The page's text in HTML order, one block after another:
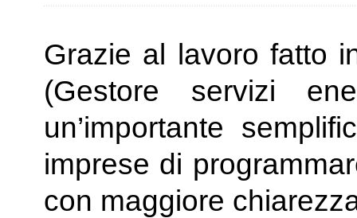
Grazie al lavoro fatto
(Gestore servizi
un’importante
imprese di
con maggiore